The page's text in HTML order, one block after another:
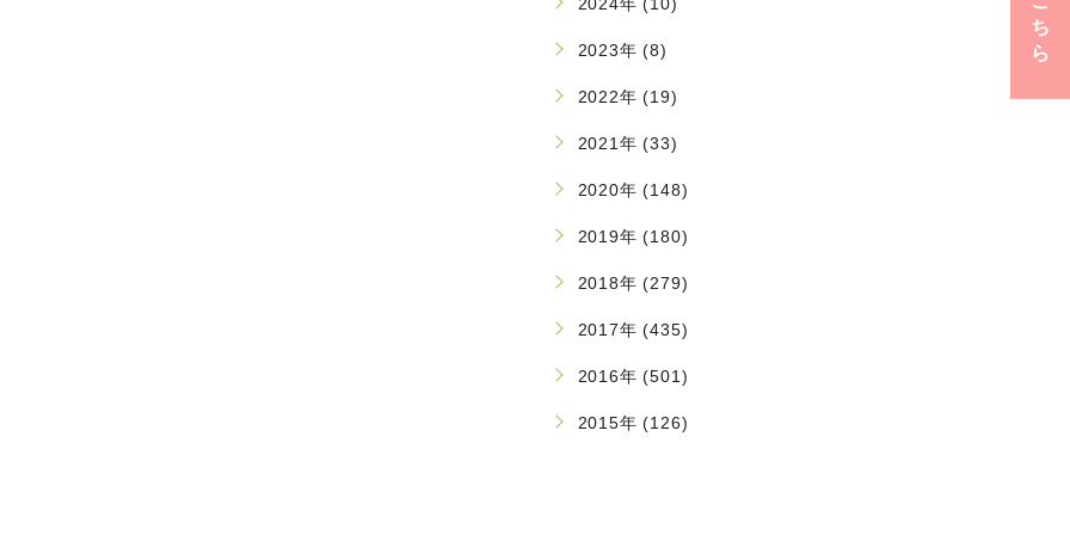
ち
ら
2023年 (8)
2022年 (19)
2021年 (33)
2020年 (148)
2019年 (180)
2018年 (279)
2017年 (435)
2016年 (501)
2015年 (126)